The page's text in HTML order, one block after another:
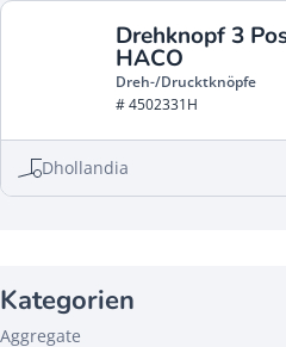
Drehknopf 3
HACO
Dreh-/Drucktknöpfe
# 4502331H
Dhollandia
Kategorien
Aggregate